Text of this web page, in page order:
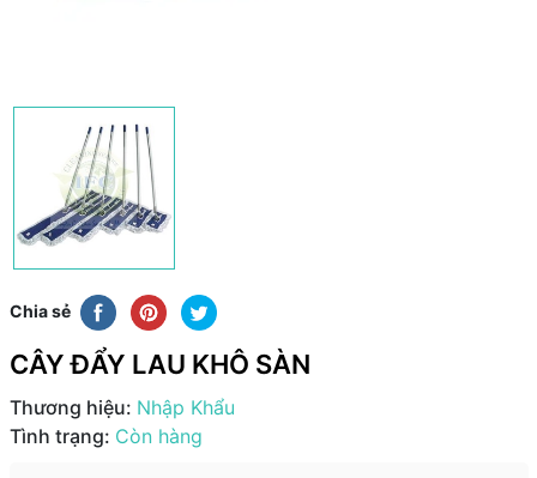
Chia sẻ
CÂY ĐẨY LAU KHÔ SÀN
Thương hiệu: Nhập Khẩu
Tình trạng: Còn hàng